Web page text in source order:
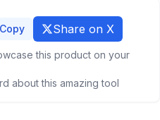
Copy Share on X
this product on your
about this amazing tool